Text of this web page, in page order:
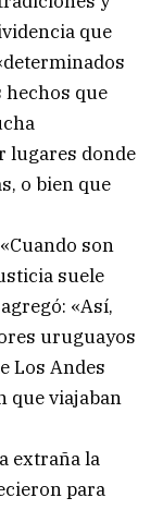
que
que
lugares donde
o bien que
son
suele
«Así,
uruguayos
Los Andes
que viajaban
extraña la
para